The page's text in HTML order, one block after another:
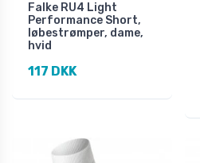
Falke RU4 Light
Performance Short,
løbestrømper, dame,
hvid
117 DKK